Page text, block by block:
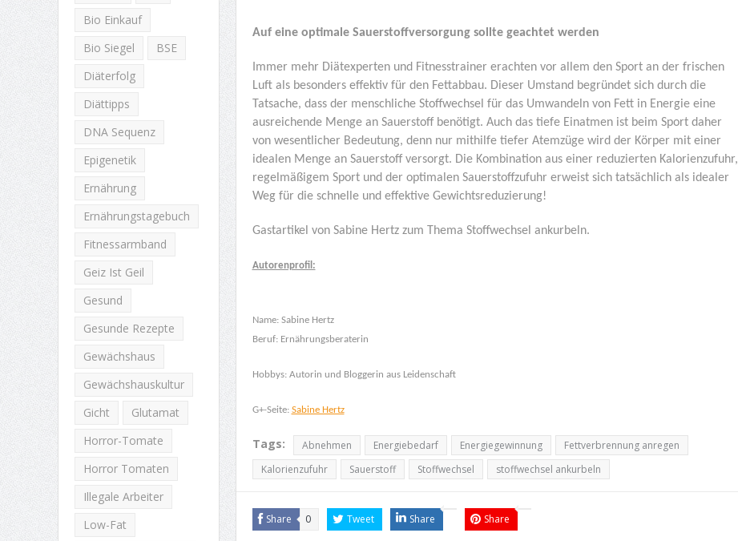
Auf eine optimale Sauerstoffversorgung sollte geachtet werden
Immer mehr Diätexperten und Fitnesstrainer erachten vor allem den Sport an der frischen
Luft als besonders effektiv für den Fettabbau. Dieser Umstand begründet sich durch die
Tatsache, dass der menschliche Stoffwechsel für das Umwandeln von Fett in Energie eine
ausreichende Menge an Sauerstoff benötigt. Auch das tiefe Einatmen ist beim Sport daher
von wesentlicher Bedeutung, denn nur mithilfe tiefer Atemzüge wird der Körper mit einer
idealen Menge an Sauerstoff versorgt. Die Kombination aus einer reduzierten Kalorienzufuhr,
regelmäßigem Sport und der optimalen Sauerstoffzufuhr erweist sich tatsächlich als idealer
Weg für die schnelle und effektive Gewichtsreduzierung!
Gastartikel von Sabine Hertz zum Thema Stoffwechsel ankurbeln.
Autorenprofil:
Name: Sabine Hertz
Beruf: Ernährungsberaterin
Hobbys: Autorin und Bloggerin aus Leidenschaft
G+-Seite: Sabine Hertz
Tags: Abnehmen Energiebedarf Energiegewinnung
Fettverbrennung anregen
Kalorienzufuhr
Sauerstoff Stoffwechsel stoffwechsel ankurbeln
Share 0 Tweet Share Share
Bio Einkauf
Bio Siegel
BSE
Diäterfolg
Diättipps
DNA Sequenz
Epigenetik
Ernährung
Ernährungstagebuch
Fitnessarmband
Geiz Ist Geil
Gesund
Gesunde Rezepte
Gewächshaus
Gewächshauskultur
Gicht
Glutamat
Horror-Tomate
Horror Tomaten
Illegale Arbeiter
Low-Fat